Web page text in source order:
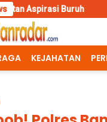
Muktamar XVI
KEJAHATAN